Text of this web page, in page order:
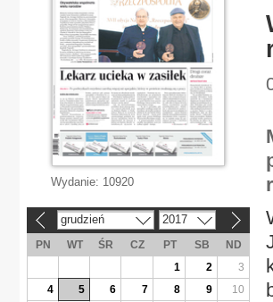
Wydanie: 10920
grudzień 2017
PN WT ŚR CZ PT SB
ND
1
2
3
4
5 6 7 8 9
10